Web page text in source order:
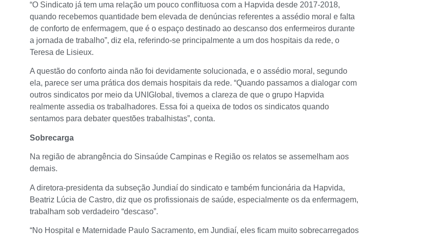
“O Sindicato já tem uma relação um pouco conflituosa com a Hapvida desde 2017-2018,
quando recebemos quantidade bem elevada de denúncias referentes a assédio moral e falta
de conforto de enfermagem, que é o espaço destinado ao descanso dos enfermeiros durante
a jornada de trabalho”, diz ela, referindo-se principalmente a um dos hospitais da rede, o
Teresa de Lisieux.
A questão do conforto ainda não foi devidamente solucionada, e o assédio moral, segundo
ela, parece ser uma prática dos demais hospitais da rede. “Quando passamos a dialogar com
outros sindicatos por meio da UNIGlobal, tivemos a clareza de que o grupo Hapvida
realmente assedia os trabalhadores. Essa foi a queixa de todos os sindicatos quando
sentamos para debater questões trabalhistas”, conta.
Sobrecarga
Na região de abrangência do Sinsaúde Campinas e Região os relatos se assemelham aos
demais.
A diretora-presidenta da subseção Jundiaí do sindicato e também funcionária da Hapvida,
Beatriz Lúcia de Castro, diz que os profissionais de saúde, especialmente os da enfermagem,
trabalham sob verdadeiro “descaso”.
“No Hospital e Maternidade Paulo Sacramento, em Jundiaí, eles ficam muito sobrecarregados